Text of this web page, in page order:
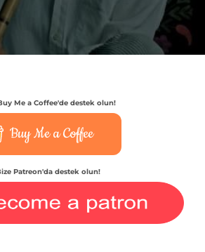
Me a Coffee'de destek olun!
Buy Me a Coffee
Patreon'da destek olun!